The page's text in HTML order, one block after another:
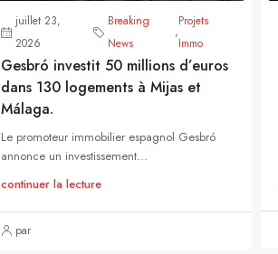
juillet 23,
2026
Breaking
News
,
Projets
Immo
Gesbró investit 50 millions d’euros
dans 130 logements à Mijas et
Málaga.
Le promoteur immobilier espagnol Gesbró
annonce un investissement...
continuer la lecture
par